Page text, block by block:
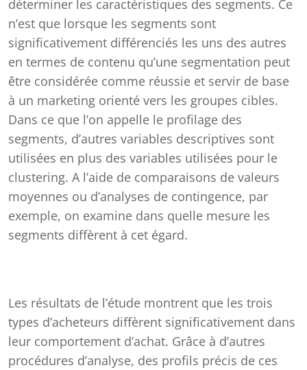
déterminer les caractéristiques des segments. Ce
n’est que lorsque les segments sont
significativement différenciés les uns des autres
en termes de contenu qu’une segmentation peut
être considérée comme réussie et servir de base
à un marketing orienté vers les groupes cibles.
Dans ce que l’on appelle le profilage des
segments, d’autres variables descriptives sont
utilisées en plus des variables utilisées pour le
clustering. A l’aide de comparaisons de valeurs
moyennes ou d’analyses de contingence, par
exemple, on examine dans quelle mesure les
segments diffèrent à cet égard.
Les résultats de l’étude montrent que les trois
types d’acheteurs diffèrent significativement dans
leur comportement d’achat. Grâce à d’autres
procédures d’analyse, des profils précis de ces